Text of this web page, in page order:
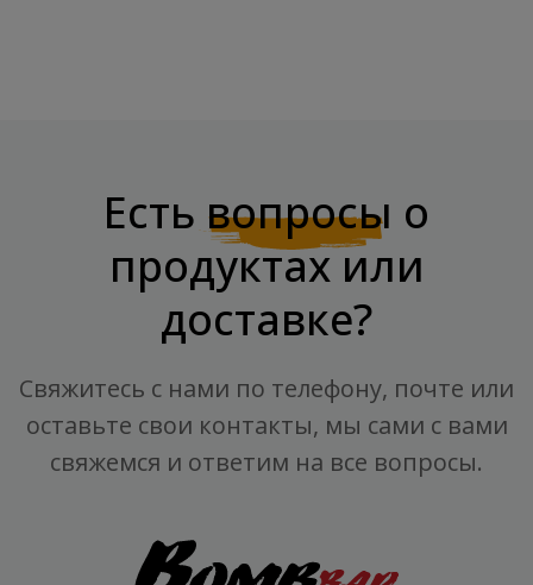
Есть вопросы о
продуктах или
доставке?
Свяжитесь с нами по телефону, почте или
оставьте свои контакты, мы сами с вами
свяжемся и ответим на все вопросы.